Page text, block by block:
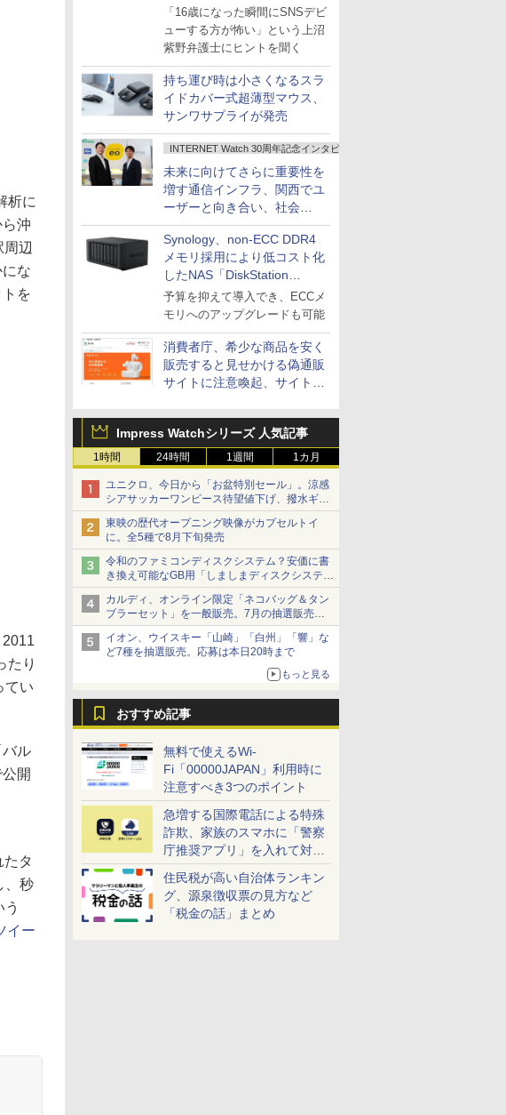
いですか？
「16歳になった瞬間にSNSデビ
ューする方が怖い」という上沼
紫野弁護士にヒントを聞く
持ち運び時は小さくなるスラ
イドカバー式超薄型マウス、
サンワサプライが発売
INTERNET Watch 30周年記念インタビュー
未来に向けてさらに重要性を
増す通信インフラ、関西でユ
ーザーと向き合い、社会
の“あたらしい”を起動し続け
る～オプテージ
Synology、non-ECC DDR4
メモリ採用により低コスト化
したNAS「DiskStation
neo+」シリーズ
予算を抑えて導入でき、ECCメ
モリへのアップグレードも可能
消費者庁、希少な商品を安く
販売すると見せかける偽通販
サイトに注意喚起、サイト名
Impress Watchシリーズ 人気記事
1時間 24時間 1週間 1カ月
ユニクロ、今日から「お盆特別セール」。涼感
シアサッカーワンピース待望値下げ、撥水ギア
ショーツは1990円に
東映の歴代オープニング映像がカプセルトイ
に。全5種で8月下旬発売
令和のファミコンディスクシステム？安価に書
き換え可能なGB用「しましまディスクシステ
ム」
カルディ、オンライン限定「ネコバッグ＆タン
ブラーセット」を一般販売。7月の抽選販売の
当選無効分
イオン、ウイスキー「山崎」「白州」「響」な
ど7種を抽選販売。応募は本日20時まで
もっと見る
おすすめ記事
無料で使えるWi-
Fi「00000JAPAN」利用時に
注意すべき3つのポイント
急増する国際電話による特殊
詐欺、家族のスマホに「警察
庁推奨アプリ」を入れて対策
しよう！
住民税が高い自治体ランキン
グ、源泉徴収票の見方など
「税金の話」まとめ
析に
沖
辺
な
を
たり
てい
ル
開
タ
、秒
イー